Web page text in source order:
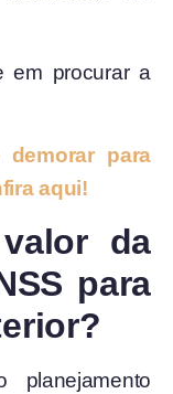
em procurar a
para
aqui!
da
para